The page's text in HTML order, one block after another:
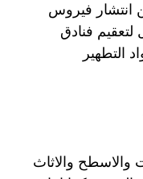
انتشار فيروس
فنادق
التطهير
والاسطح والاثاث